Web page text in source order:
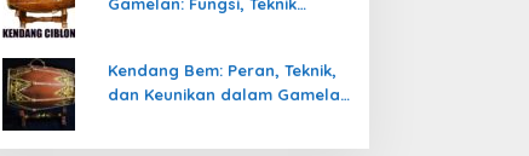
Kendang Bem: Peran, Teknik,
dan Keunikan dalam Gamelan